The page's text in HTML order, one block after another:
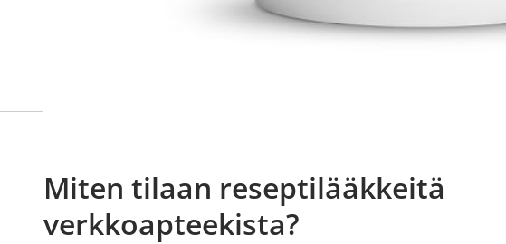
Miten tilaan reseptilääkkeitä
verkkoapteekista?